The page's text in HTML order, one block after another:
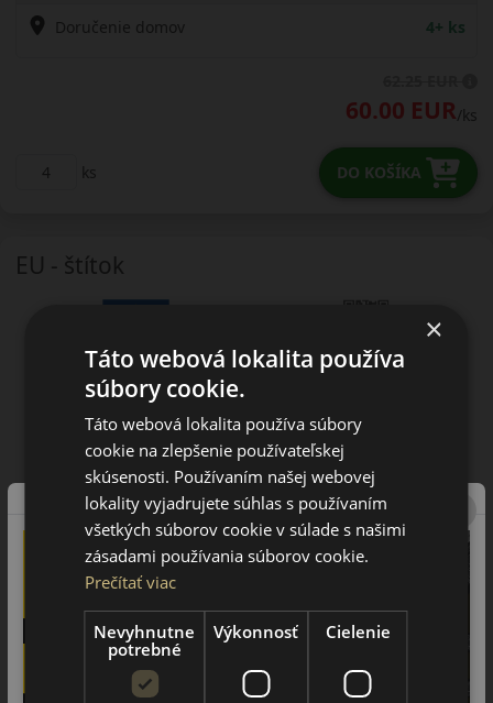
Doručenie domov 4+ ks
60.00 EUR/ks
ks DO KOŠÍKA
EU - štítok
×
Táto webová lokalita používa
súbory cookie.
Táto webová lokalita používa súbory
cookie na zlepšenie používateľskej
skúsenosti. Používaním našej webovej
lokality vyjadrujete súhlas s používaním
všetkých súborov cookie v súlade s našimi
zásadami používania súborov cookie.
Prečítať viac
Nevyhnutne
potrebné
Výkonnosť Cielenie